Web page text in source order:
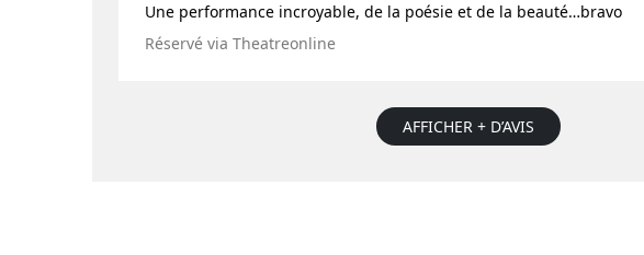
Une performance incroyable, de la poésie et de la beauté…bravo
Réservé via Theatreonline
AFFICHER + D’AVIS